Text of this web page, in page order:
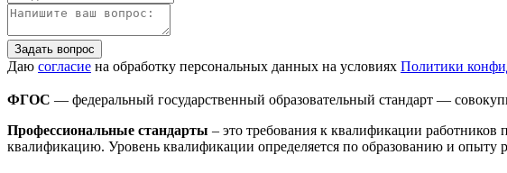
Задать вопрос
Даю согласие на обработку персональных данных на условиях Политики
ФГОС — федеральный государственный образовательный стандарт —
Профессиональные стандарты – это требования к квалификации
квалификацию. Уровень квалификации определяется по образованию и опыту